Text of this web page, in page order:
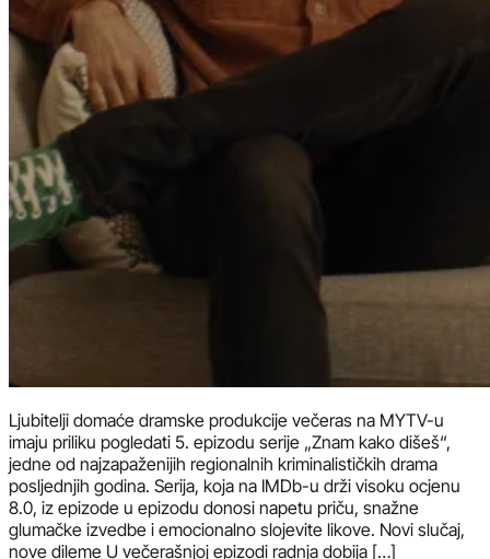
Ljubitelji domaće dramske produkcije večeras na MYTV-u
imaju priliku pogledati 5. epizodu serije „Znam kako dišeš“,
jedne od najzapaženijih regionalnih kriminalističkih drama
posljednjih godina. Serija, koja na IMDb-u drži visoku ocjenu
8.0, iz epizode u epizodu donosi napetu priču, snažne
glumačke izvedbe i emocionalno slojevite likove. Novi slučaj,
nove dileme U večerašnjoj epizodi radnja dobija […]